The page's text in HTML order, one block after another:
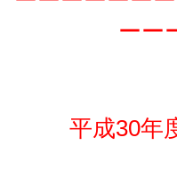
ーー
平成30年